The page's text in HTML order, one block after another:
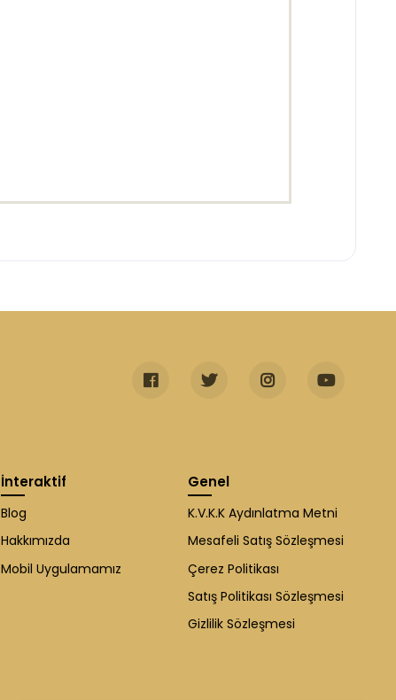
İnteraktif
Blog
Hakkımızda
Mobil Uygulamamız
Genel
K.V.K.K Aydınlatma Metni
Mesafeli Satış Sözleşmesi
Çerez Politikası
Satış Politikası Sözleşmesi
Gizlilik Sözleşmesi